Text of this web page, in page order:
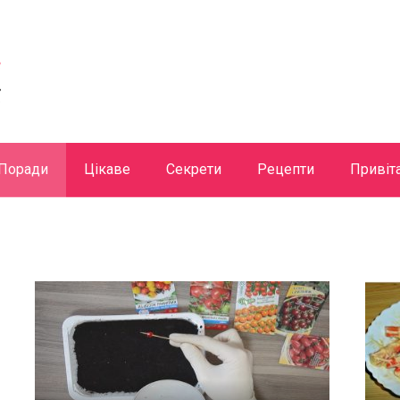
Цікаве Секрети Рецепти